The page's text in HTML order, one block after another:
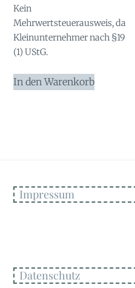
Kein
Mehrwertsteuerausweis, da
Kleinunternehmer nach §19
(1) UStG.
In den Warenkorb
Impressum
Datenschutz